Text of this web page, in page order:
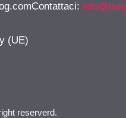
:
(UE)
reserverd.